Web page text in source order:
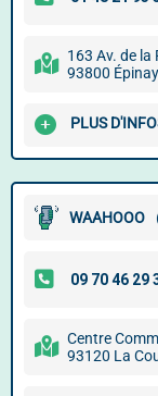
163 Av. de la
93800
PLUS
WAAHOOO
Centre
93120 La